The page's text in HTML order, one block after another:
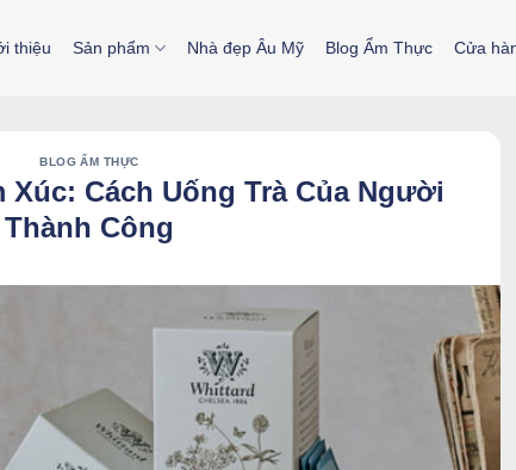
thiệu Sản phẩm Nhà đẹp Âu Mỹ Blog Ẩm Thực Cửa
BLOG ẨM THỰC
Xúc: Cách Uống Trà Của Người
Thành Công